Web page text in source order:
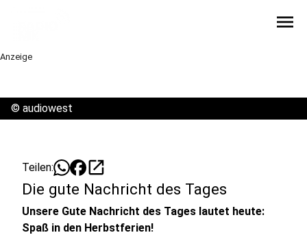
menu
Anzeige
© audiowest
Teilen: open_in_new
Die gute Nachricht des Tages
Unsere Gute Nachricht des Tages lautet heute:
Spaß in den Herbstferien!